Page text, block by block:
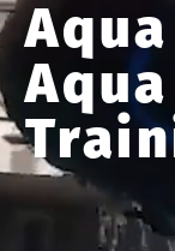
Aqua
Aqua